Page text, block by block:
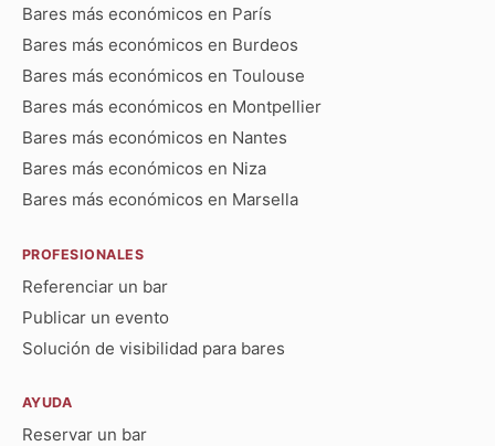
Bares más económicos en París
Bares más económicos en Burdeos
Bares más económicos en Toulouse
Bares más económicos en Montpellier
Bares más económicos en Nantes
Bares más económicos en Niza
Bares más económicos en Marsella
PROFESIONALES
Referenciar un bar
Publicar un evento
Solución de visibilidad para bares
AYUDA
Reservar un bar